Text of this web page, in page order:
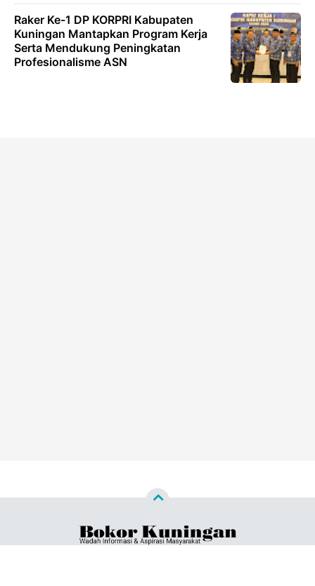
Raker Ke-1 DP KORPRI Kabupaten
Kuningan Mantapkan Program Kerja
Serta Mendukung Peningkatan
Profesionalisme ASN